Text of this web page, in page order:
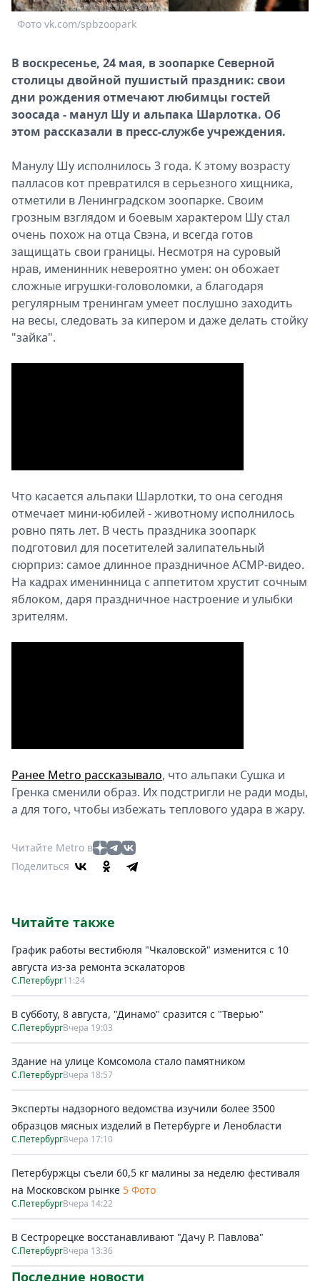
Спецпроекты
Звезды
2026
Скачай
Metro
Фото vk.com/spbzoopark
В воскресенье, 24 мая, в зоопарке Северной
столицы двойной пушистый праздник: cвои
дни рождения отмечают любимцы гостей
зоосада - манул Шу и альпака Шарлотка. Об
этом рассказали в пресс-службе учреждения.
Манулу Шу исполнилось 3 года. К этому возрасту
палласов кот превратился в серьезного хищника,
отметили в Ленинградском зоопарке. Своим
грозным взглядом и боевым характером Шу стал
очень похож на отца Свэна, и всегда готов
защищать свои границы. Несмотря на суровый
нрав, именинник невероятно умен: он обожает
сложные игрушки-головоломки, а благодаря
регулярным тренингам умеет послушно заходить
на весы, следовать за кипером и даже делать стойку
"зайка".
Что касается альпаки Шарлотки, то она сегодня
отмечает мини-юбилей - животному исполнилось
ровно пять лет. В честь праздника зоопарк
подготовил для посетителей залипательный
сюрприз: самое длинное праздничное АСМР-видео.
На кадрах именинница с аппетитом хрустит сочным
яблоком, даря праздничное настроение и улыбки
зрителям.
Ранее Metro рассказывало, что альпаки Сушка и
Гренка сменили образ. Их подстригли не ради моды,
а для того, чтобы избежать теплового удара в жару.
Читайте Metro в
Поделиться
Читайте также
График работы вестибюля "Чкаловской" изменится с 10
августа из-за ремонта эскалаторов
С.Петербург11:24
В субботу, 8 августа, "Динамо" сразится с "Тверью"
С.ПетербургВчера 19:03
Здание на улице Комсомола стало памятником
С.ПетербургВчера 18:57
Эксперты надзорного ведомства изучили более 3500
образцов мясных изделий в Петербурге и Ленобласти
С.ПетербургВчера 17:10
Петербуржцы съели 60,5 кг малины за неделю фестиваля
на Московском рынке 5 Фото
С.ПетербургВчера 14:22
В Сестрорецке восстанавливают "Дачу Р. Павлова"
С.ПетербургВчера 13:36
Последние новости